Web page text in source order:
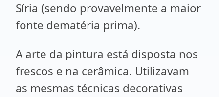
Síria (sendo provavelmente a maior
fonte dematéria prima).
A arte da pintura está disposta nos
frescos e na cerâmica. Utilizavam
as mesmas técnicas decorativas